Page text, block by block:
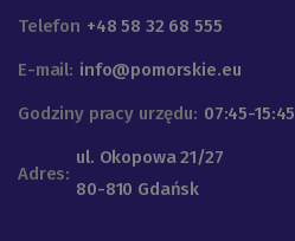
Telefon +48 58 32 68 555
E-mail: info@pomorskie.eu
Godziny pracy urzędu: 07:45-15:45
Adres:
ul. Okopowa 21/27
80-810 Gdańsk